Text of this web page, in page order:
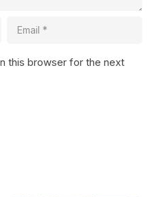
this browser for the next